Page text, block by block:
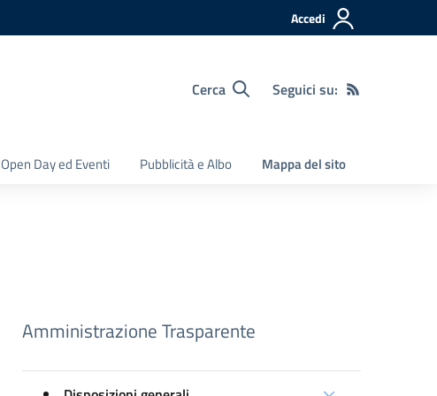
Accedi
Cerca Seguici su:
Open Day ed Eventi Pubblicità e Albo Mappa del sito
Amministrazione Trasparente